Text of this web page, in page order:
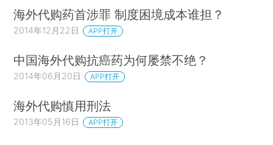
海外代购药首涉罪 制度困境成本谁担？
2014年12月22日 APP打开
中国海外代购抗癌药为何屡禁不绝？
2014年06月20日 APP打开
海外代购慎用刑法
2013年05月16日 APP打开